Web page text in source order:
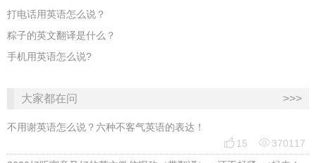
打电话用英语怎么说？
粽子的英文翻译是什么？
手机用英语怎么说?
大家都在问 >>>
不用谢英语怎么说？六种不客气英语的表达！
 15 370117